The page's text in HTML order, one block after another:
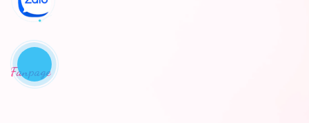
Fanpage